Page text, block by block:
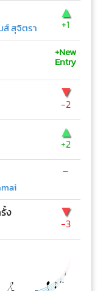
ส์ สุจิตรา
▲
+1
+New
Entry
▼
-2
▲
+2
-
ง ▼
-3